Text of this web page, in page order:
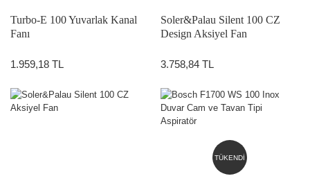
Turbo-E 100 Yuvarlak Kanal
Fanı
1.959,18 TL
Soler&Palau Silent 100 CZ
Design Aksiyel Fan
3.758,84 TL
TÜKENDİ